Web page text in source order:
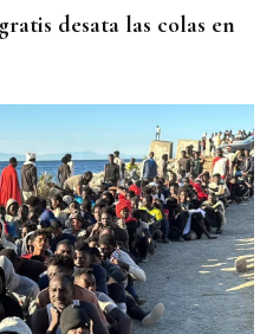
desata las colas en